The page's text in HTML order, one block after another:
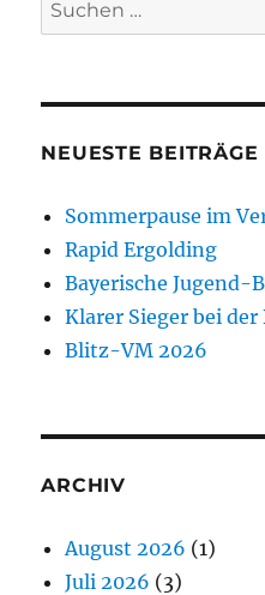
nach:
NEUESTE BEITRÄGE
Sommerpause im
Rapid Ergolding
Bayerische Jugend-
Klarer Sieger bei
Blitz-VM 2026
ARCHIV
August 2026 (1)
Juli 2026 (3)